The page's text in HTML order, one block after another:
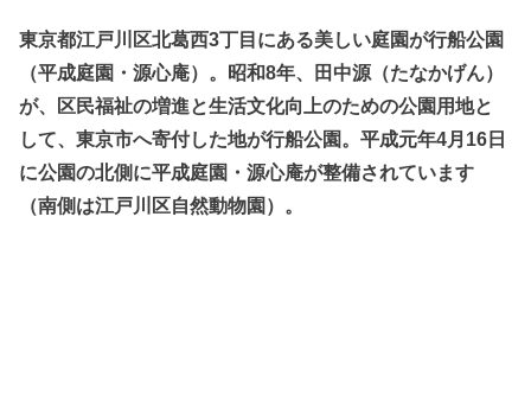
東京都江戸川区北葛西3丁目にある美しい庭園が行船公園
（平成庭園・源心庵）。昭和8年、田中源（たなかげん）
が、区民福祉の増進と生活文化向上のための公園用地と
して、東京市へ寄付した地が行船公園。平成元年4月16日
に公園の北側に平成庭園・源心庵が整備されています
（南側は江戸川区自然動物園）。